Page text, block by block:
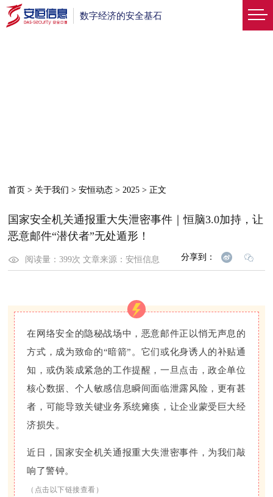
数字经济的安全基石
首页 > 关于我们 >安恒动态 >2025 > 正文
国家安全机关通报重大失泄密事件｜恒脑3.0加持，让
恶意邮件“潜伏者”无处遁形！
阅读量：399次文章来源：安恒信息 分享到：
在网络安全的隐秘战场中，恶意邮件正以悄无声息的
方式，成为致命的“暗箭”。它们或化身诱人的补贴通
知，或伪装成紧急的工作提醒，一旦点击，政企单位
核心数据、个人敏感信息瞬间面临泄露风险，更有甚
者，可能导致关键业务系统瘫痪，让企业蒙受巨大经
济损失。
近日，国家安全机关通报重大失泄密事件，为我们敲
响了警钟。
（点击以下链接查看）